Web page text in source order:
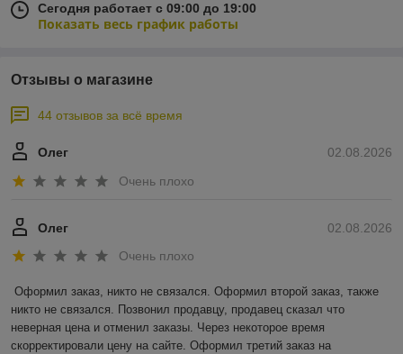
Сегодня работает с 09:00 до 19:00
Показать весь график работы
Отзывы о магазине
44 отзывов за всё время
02.08.2026
Олег
Очень плохо
02.08.2026
Олег
Очень плохо
Оформил заказ, никто не связался. Оформил второй заказ, также
никто не связался. Позвонил продавцу, продавец сказал что
неверная цена и отменил заказы. Через некоторое время
скорректировали цену на сайте. Оформил третий заказ на